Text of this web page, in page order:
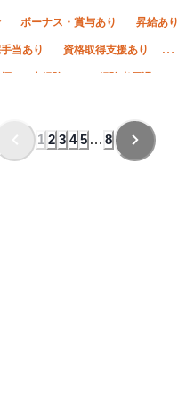
ボーナス・賞与あり 昇給あり
当あり 資格取得支援あり
未経験OK 経験者優遇
二日制 夏季休暇 年末年始休暇
1 2 3 4 5 … 8